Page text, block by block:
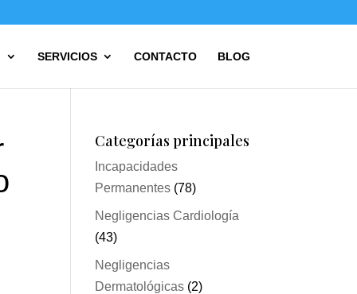
SERVICIOS CONTACTO BLOG
Categorías principales
Incapacidades
Permanentes (78)
Negligencias Cardiología
(43)
Negligencias
Dermatológicas (2)